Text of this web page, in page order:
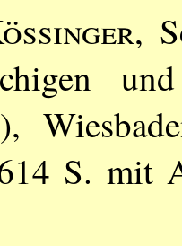
,
S. mit